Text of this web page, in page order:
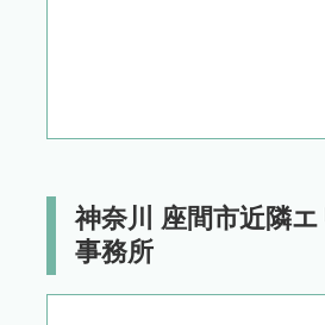
神奈川 座間市近隣
事務所